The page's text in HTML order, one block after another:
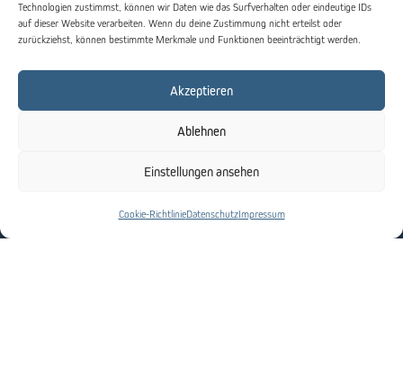
Technologien zustimmst, können wir Daten wie das Surfverhalten oder eindeutige IDs
auf dieser Website verarbeiten. Wenn du deine Zustimmung nicht erteilst oder
zurückziehst, können bestimmte Merkmale und Funktionen beeinträchtigt werden.
Akzeptieren
Ablehnen
Einstellungen ansehen
Cookie-RichtlinieDatenschutzImpressum
SPENDEN
Bequem und in wenigen Schritten können Sie große
SPENDEN